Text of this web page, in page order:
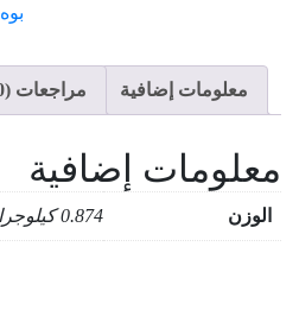
بوه
معلومات إضافية مراجعات (0)
معلومات إضافية
الوزن 0.874 كيلوجرام